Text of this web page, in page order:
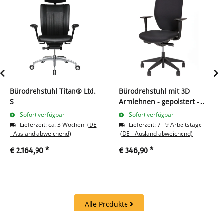
Bürodrehstuhl Titan® Ltd.
S
Sofort verfügbar
Lieferzeit:ca. 3 Wochen (DE
- Ausland abweichend)
€ 2.164,90 *
Bürodrehstuhl mit 3D
Armlehnen - gepolstert -
Kunststofffußkreuz
schwarz
Sofort verfügbar
Lieferzeit:7 - 9 Arbeitstage
(DE - Ausland abweichend)
€ 346,90 *
Alle Produkte